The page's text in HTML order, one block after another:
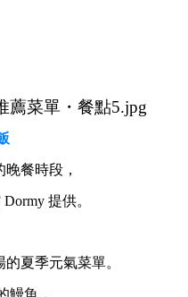
餐時段，
提供。
夏季元氣菜單。
鰻魚，